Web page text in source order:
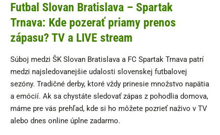
Futbal Slovan Bratislava – Spartak
Trnava: Kde pozerať priamy prenos
zápasu? TV a LIVE stream
Súboj medzi ŠK Slovan Bratislava a FC Spartak Trnava patrí
medzi najsledovanejšie udalosti slovenskej futbalovej
sezóny. Tradičné derby, ktoré vždy prinesie množstvo napätia
a emócií. Ak sa chystáte sledovať zápas z pohodlia domova,
máme pre vás prehľad, kde si ho môžete pozrieť naživo v TV
alebo dnes online úplne zadarmo.